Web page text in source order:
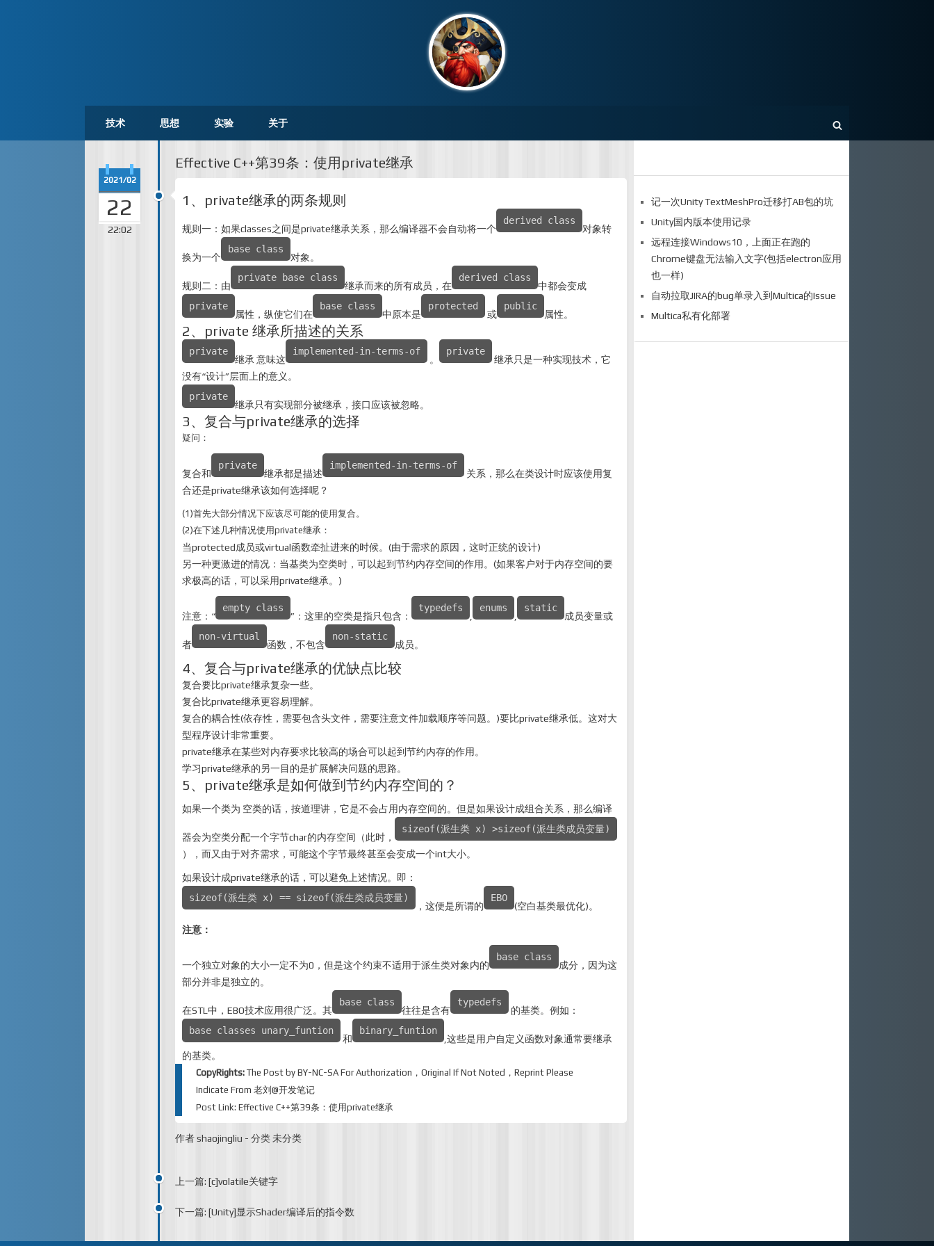
技术 思想 实验 关于
Effective C++第39条：使用private继承
2021/02
22
22:02
1、private继承的两条规则
规则一：如果classes之间是private继承关系，那么编译器不会自动将一个
derived class
对象转
换为一个
base class
对象。
规则二：由
private base class
继承而来的所有成员，在
derived class
中都会变成
private
属性，纵使它们在
base class
中原本是
protected
或
public
属性。
2、private 继承所描述的关系
private
继承 意味这
implemented-in-terms-of
。
private
继承只是一种实现技术，它
没有“设计”层面上的意义。
private
继承只有实现部分被继承，接口应该被忽略。
3、复合与private继承的选择
疑问：
复合和
private
继承都是描述
implemented-in-terms-of
关系，那么在类设计时应该使用复
合还是private继承该如何选择呢？
(1)首先大部分情况下应该尽可能的使用复合。
(2)在下述几种情况使用private继承：
当protected成员或virtual函数牵扯进来的时候。(由于需求的原因，这时正统的设计)
另一种更激进的情况：当基类为空类时，可以起到节约内存空间的作用。(如果客户对于内存空间的要
求极高的话，可以采用private继承。)
注意：“
empty class
”：这里的空类是指只包含：
typedefs enums static
成员变量或
者
non-virtual
函数，不包含
non-static
成员。
4、复合与private继承的优缺点比较
复合要比private继承复杂一些。
复合比private继承更容易理解。
复合的耦合性(依存性，需要包含头文件，需要注意文件加载顺序等问题。)要比private继承低。这对大
型程序设计非常重要。
private继承在某些对内存要求比较高的场合可以起到节约内存的作用。
学习private继承的另一目的是扩展解决问题的思路。
5、private继承是如何做到节约内存空间的？
如果一个类为 空类的话，按道理讲，它是不会占用内存空间的。但是如果设计成组合关系，那么编译
器会为空类分配一个字节char的内存空间（此时，
sizeof(派生类 x) >sizeof(派生类成员变量)
），而又由于对齐需求，可能这个字节最终甚至会变成一个int大小。
如果设计成private继承的话，可以避免上述情况。即：
sizeof(派生类 x) == sizeof(派生类成员变量)
，这便是所谓的
EBO
(空白基类最优化)。
注意：
一个独立对象的大小一定不为0，但是这个约束不适用于派生类对象内的
base class
成分，因为这
部分并非是独立的。
在STL中，EBO技术应用很广泛。其
base class
往往是含有
typedefs
的基类。例如：
base classes unary_funtion
和
binary_funtion
,这些是用户自定义函数对象通常要继承
的基类。
CopyRights: The Post by BY-NC-SA For Authorization，Original If Not Noted，Reprint Please
Indicate From 老刘@开发笔记
Post Link: Effective C++第39条：使用private继承
作者shaojingliu - 分类未分类
上一篇: [c]volatile关键字
下一篇: [Unity]显示Shader编译后的指令数
记一次Unity TextMeshPro迁移打AB包的坑
Unity国内版本使用记录
远程连接Windows10，上面正在跑的
Chrome键盘无法输入文字(包括electron应用
也一样)
自动拉取JIRA的bug单录入到Multica的Issue
Multica私有化部署